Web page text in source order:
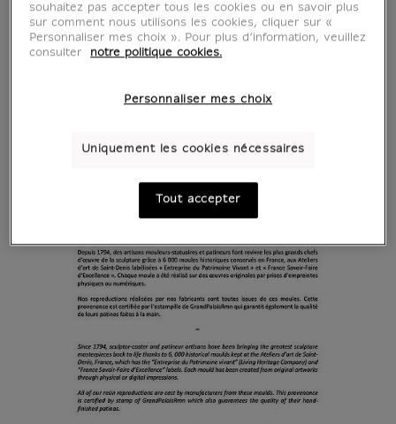
souhaitez pas accepter tous les cookies ou en savoir plus
sur comment nous utilisons les cookies, cliquer sur «
Personnaliser mes choix ». Pour plus d’information, veuillez
consulter
notre politique cookies.
Personnaliser mes choix
Uniquement les cookies nécessaires
Tout accepter